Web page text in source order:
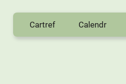
Cartref Calendr